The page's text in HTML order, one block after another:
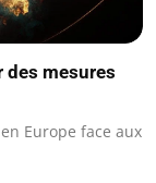
des mesures
Europe face aux